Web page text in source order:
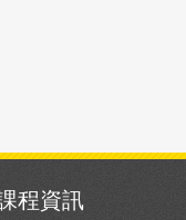
程資訊